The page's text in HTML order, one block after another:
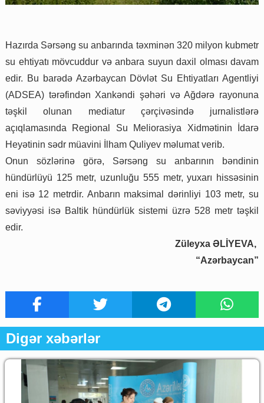
Hazırda Sərsəng su anbarında təxminən 320 milyon kubmetr
su ehtiyatı mövcuddur və anbara suyun daxil olması davam
edir. Bu barədə Azərbaycan Dövlət Su Ehtiyatları Agentliyi
(ADSEA) tərəfindən Xankəndi şəhəri və Ağdərə rayonuna
təşkil olunan mediatur çərçivəsində jurnalistlərə
açıqlamasında Regional Su Meliorasiya Xidmətinin İdarə
Heyətinin sədr müavini İlham Quliyev məlumat verib.
Onun sözlərinə görə, Sərsəng su anbarının bəndinin
hündürlüyü 125 metr, uzunluğu 555 metr, yuxarı hissəsinin
eni isə 12 metrdir. Anbarın maksimal dərinliyi 103 metr, su
səviyyəsi isə Baltik hündürlük sistemi üzrə 528 metr təşkil
edir.
Züleyxa ƏLİYEVA,
“Azərbaycan”
Digər xəbərlər